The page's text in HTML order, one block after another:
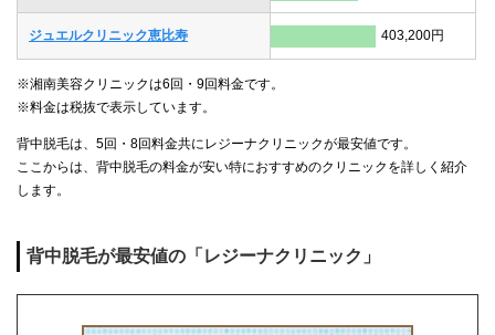
ジュエルクリニック恵比寿 403,200円
※湘南美容クリニックは6回・9回料金です。
※料金は税抜で表示しています。
背中脱毛は、5回・8回料金共にレジーナクリニックが最安値です。
ここからは、背中脱毛の料金が安い特におすすめのクリニックを詳しく紹介
します。
背中脱毛が最安値の「レジーナクリニック」